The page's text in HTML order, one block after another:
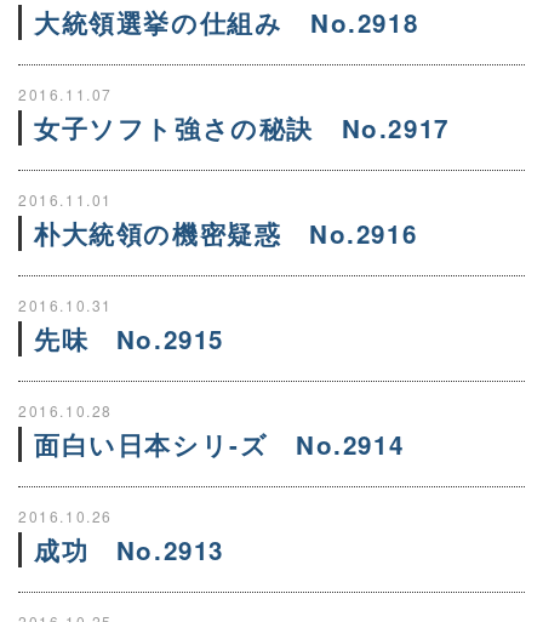
大統領選挙の仕組み No.2918
2016.11.07
女子ソフト強さの秘訣 No.2917
2016.11.01
朴大統領の機密疑惑 No.2916
2016.10.31
先味 No.2915
2016.10.28
面白い日本シリ-ズ No.2914
2016.10.26
成功 No.2913